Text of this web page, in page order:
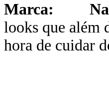
Marca:
looks que além
hora de cuidar